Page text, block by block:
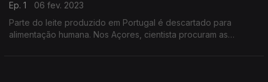
Ep. 1
06 fev. 2023
Parte do leite produzido em Portugal é descartado para
alimentação humana. Nos Açores, cientista procuram as